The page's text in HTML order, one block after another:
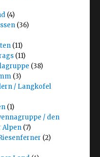
(4)
(36)
(11)
(11)
(38)
(3)
/ Langkofel
(1)
/ den
Alpen(7)
(2)